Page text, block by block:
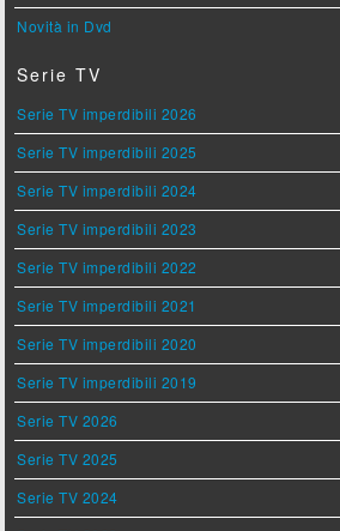
Novità in Dvd
Serie TV
Serie TV imperdibili 2026
Serie TV imperdibili 2025
Serie TV imperdibili 2024
Serie TV imperdibili 2023
Serie TV imperdibili 2022
Serie TV imperdibili 2021
Serie TV imperdibili 2020
Serie TV imperdibili 2019
Serie TV 2026
Serie TV 2025
Serie TV 2024